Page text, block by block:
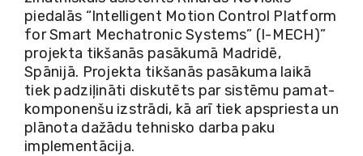
piedalās “Intelligent Motion Control Platform
for Smart Mechatronic Systems” (I-MECH)”
projekta tikšanās pasākumā Madridē,
Spānijā. Projekta tikšanās pasākuma laikā
tiek padziļināti diskutēts par sistēmu pamat-
komponenšu izstrādi, kā arī tiek apspriesta un
plānota dažādu tehnisko darba paku
implementācija.